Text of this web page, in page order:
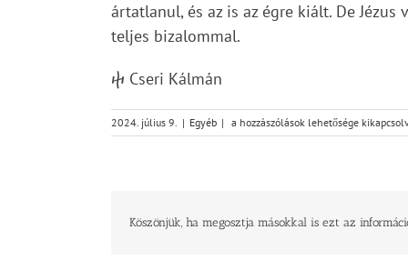
ártatlanul, és az is az égre kiált. De
teljes bizalommal.
ⴕ Cseri Kálmán
2024. július 9. | Egyéb | Hol
van
a hozzászólások lehetősége
Köszönjük, ha megosztja másokkal is ezt az